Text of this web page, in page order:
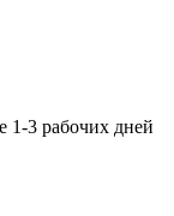
1-3 рабочих дней